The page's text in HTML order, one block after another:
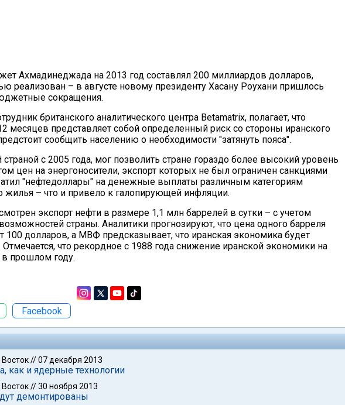
Ахмадинеджада на 2013 год составлял 200 миллиардов долларов,
реализован – в августе новому президенту Хасану Роухани пришлось
сокращения.
британского аналитического центра Betamatrix, полагает, что
месяцев представляет собой определенный риск со стороны иранского
сообщить населению о необходимости "затянуть пояса".
с 2005 года, мог позволить стране гораздо более высокий уровень
цен на энергоносители, экспорт которых не был ограничен санкциями
"нефтедоллары" на денежные выплаты различным категориям
жилья – что и привело к галопирующей инфляции.
экспорт нефти в размере 1,1 млн баррелей в сутки – с учетом
страны. Аналитики прогнозируют, что цена одного барреля
100 долларов, а МВФ предсказывает, что иранская экономика будет
Отмечается, что рекордное с 1988 года снижение иранской экономики на
прошлом году.
Facebook
//07 декабря 2013
как и ядерные технологии
//30 ноября 2013
демонтированы